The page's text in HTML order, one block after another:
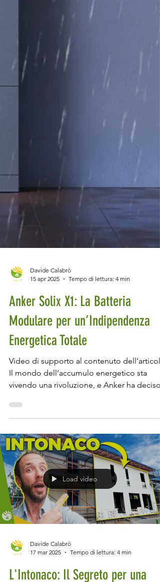
Davide Calabrò
15 apr 2025
Tempo di lettura: 4 min
Anker Solix X1: La Batteria
Modulare per un’Indipendenza
Energetica Totale
Video di supporto al contenuto
vivendo una rivoluzione, e Anker ha deciso
di lasciare il segno con la Solix X1 , una
batteria di accumulo domestico che
promette modularità, efficienza e una
gestione intelligente dell’energi a. Dopo
quasi un anno dalla sua presentazione
ufficial e, abbiamo finalmente avuto
l’opportunità di testarla sul campo. Ma cosa
rende la Anker Solix X1 così speciale rispetto
ai competitor? Scopriamolo
Load video
Davide Calabrò
17 mar 2025
Tempo di lettura: 4 min